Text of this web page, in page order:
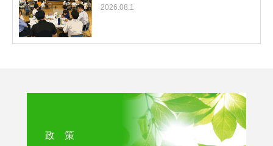
2026.08.1
政 策